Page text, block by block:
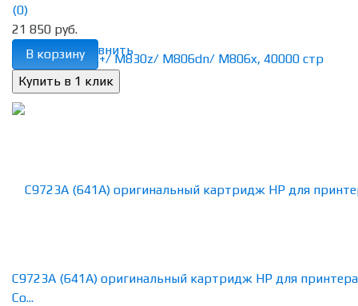
избранное сравнить
(0)
21 850 руб.
В корзину
C9723A (641A) оригинальный картридж HP для
Co...